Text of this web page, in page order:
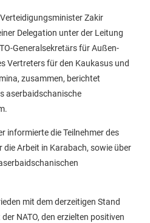
Zakir
Delegation unter der Leitung
Generalsekretärs für Außen-
Vertreters für den Kaukasus und
zusammen, berichtet
aserbaidschanische
informierte die Teilnehmer des
Arbeit in Karabach, sowie über
mit dem derzeitigen Stand
NATO, den erzielten positiven